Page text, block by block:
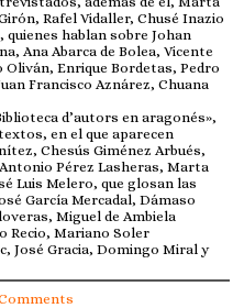
Rafel Vidaller, Chusé Inazio
hablan sobre Johan
Ana Abarca de Bolea, Vicente
Enrique Bordetas, Pedro
Francisco Aznárez, Chuana
d’autors en aragonés»,
en el que aparecen
Chesús Giménez Arbués,
Pérez Lasheras, Marta
Luis Melero, que glosan las
García Mercadal, Dámaso
Miguel de Ambiela
Recio, Mariano Soler
José Gracia, Domingo Miral y